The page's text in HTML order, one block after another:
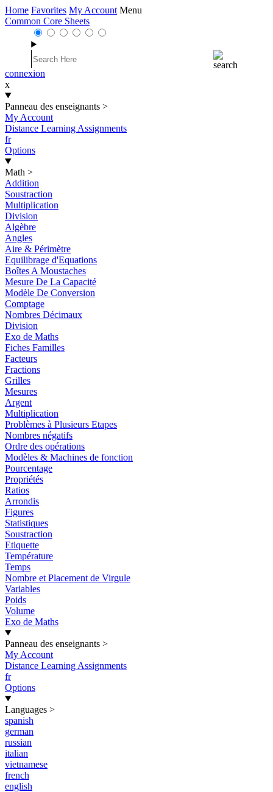
Home Favorites My Account Menu
Common Core Sheets
connexion
x
Panneau des enseignants >
My Account
Distance Learning Assignments
fr
Options
Math >
Addition
Soustraction
Multiplication
Division
Algèbre
Angles
Aire & Périmètre
Equilibrage d'Equations
Boîtes A Moustaches
Mesure De La Capacité
Modèle De Conversion
Comptage
Nombres Décimaux
Division
Exo de Maths
Fiches Familles
Facteurs
Fractions
Grilles
Mesures
Argent
Multiplication
Problèmes à Plusieurs Etapes
Nombres négatifs
Ordre des opérations
Modèles & Machines de fonction
Pourcentage
Propriétés
Ratios
Arrondis
Figures
Statistiques
Soustraction
Etiquette
Température
Temps
Nombre et Placement de Virgule
Variables
Poids
Volume
Exo de Maths
Panneau des enseignants >
My Account
Distance Learning Assignments
fr
Options
Languages >
spanish
german
russian
italian
vietnamese
french
english